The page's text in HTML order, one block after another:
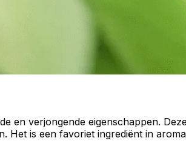
en verjongende eigenschappen.
Het is een favoriet ingrediënt in